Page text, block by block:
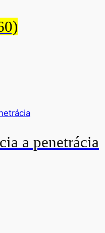
a penetrácia